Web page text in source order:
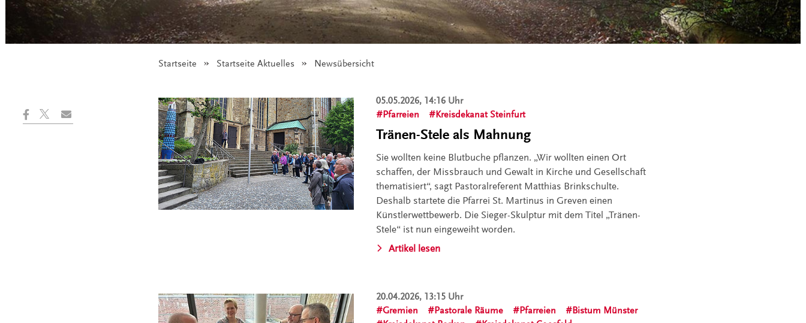
Startseite Startseite Aktuelles Angezeigt:
Newsübersicht
05.05.2026, 14:16 Uhr
Pfarreien
Kreisdekanat Steinfurt
Tränen-Stele als Mahnung
Sie wollten keine Blutbuche pflanzen. „Wir wollten einen Ort
schaffen, der Missbrauch und Gewalt in Kirche und Gesellschaft
thematisiert“, sagt Pastoralreferent Matthias Brinkschulte.
Deshalb startete die Pfarrei St. Martinus in Greven einen
Künstlerwettbewerb. Die Sieger-Skulptur mit dem Titel „Tränen-
Stele“ ist nun eingeweiht worden.
Artikel lesen
20.04.2026, 13:15 Uhr
Gremien
Pastorale Räume Pfarreien
Bistum Münster